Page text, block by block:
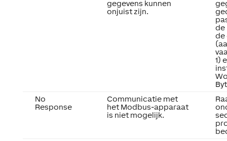
gegevens kunnen
onjuist zijn.
de
de
1)
No
Response
Communicatie met
het Modbus-apparaat
is niet mogelijk.